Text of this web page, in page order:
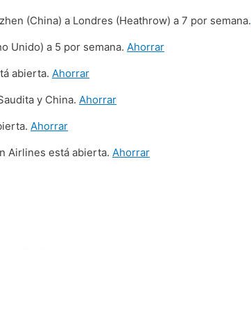
(China) a Londres (Heathrow) a 7 por semana.
Unido) a 5 por semana. Ahorrar
abierta. Ahorrar
y China. Ahorrar
Ahorrar
Airlines está abierta. Ahorrar